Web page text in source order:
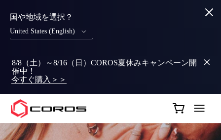
国や地域を選択？
United States (English)
8/8（土）～8/16（日）COROS夏休みキャンペーン開
催中！
今すぐ購入＞＞
COROS JP